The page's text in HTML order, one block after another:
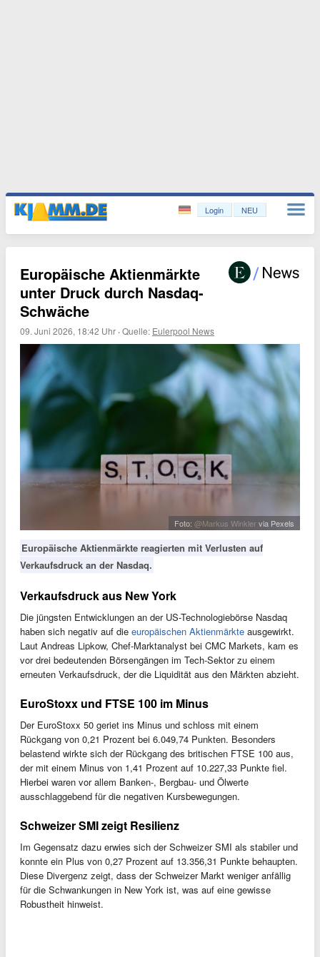
Login NEU
Europäische Aktienmärkte
unter Druck durch Nasdaq-
Schwäche
09. Juni 2026, 18:42 Uhr ·Quelle: Eulerpool News
Foto: @Markus Winkler via Pexels
Europäische Aktienmärkte reagierten mit Verlusten auf
Verkaufsdruck an der Nasdaq.
Verkaufsdruck aus New York
Die jüngsten Entwicklungen an der US-Technologiebörse Nasdaq
haben sich negativ auf die europäischen Aktienmärkte ausgewirkt.
Laut Andreas Lipkow, Chef-Marktanalyst bei CMC Markets, kam es
vor drei bedeutenden Börsengängen im Tech-Sektor zu einem
erneuten Verkaufsdruck, der die Liquidität aus den Märkten abzieht.
EuroStoxx und FTSE 100 im Minus
Der EuroStoxx 50 geriet ins Minus und schloss mit einem
Rückgang von 0,21 Prozent bei 6.049,74 Punkten. Besonders
belastend wirkte sich der Rückgang des britischen FTSE 100 aus,
der mit einem Minus von 1,41 Prozent auf 10.227,33 Punkte fiel.
Hierbei waren vor allem Banken-, Bergbau- und Ölwerte
ausschlaggebend für die negativen Kursbewegungen.
Schweizer SMI zeigt Resilienz
Im Gegensatz dazu erwies sich der Schweizer SMI als stabiler und
konnte ein Plus von 0,27 Prozent auf 13.356,31 Punkte behaupten.
Diese Divergenz zeigt, dass der Schweizer Markt weniger anfällig
für die Schwankungen in New York ist, was auf eine gewisse
Robustheit hinweist.